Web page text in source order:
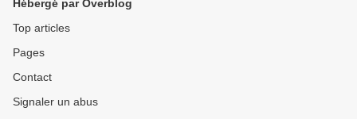
Hébergé par Overblog
Top articles
Pages
Contact
Signaler un abus